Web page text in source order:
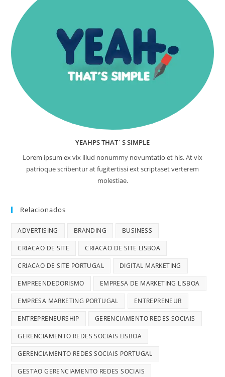
YEAHPS THAT´S SIMPLE
Lorem ipsum ex vix illud nonummy novumtatio et his. At vix
patrioque scribentur at fugitertissi ext scriptaset verterem
molestiae.
Relacionados
ADVERTISING BRANDING BUSINESS
CRIACAO DE SITE CRIACAO DE SITE LISBOA
CRIACAO DE SITE PORTUGAL DIGITAL MARKETING
EMPREENDEDORISMO EMPRESA DE MARKETING LISBOA
EMPRESA MARKETING PORTUGAL ENTREPRENEUR
ENTREPRENEURSHIP GERENCIAMENTO REDES SOCIAIS
GERENCIAMENTO REDES SOCIAIS LISBOA
GERENCIAMENTO REDES SOCIAIS PORTUGAL
GESTAO GERENCIAMENTO REDES SOCIAIS